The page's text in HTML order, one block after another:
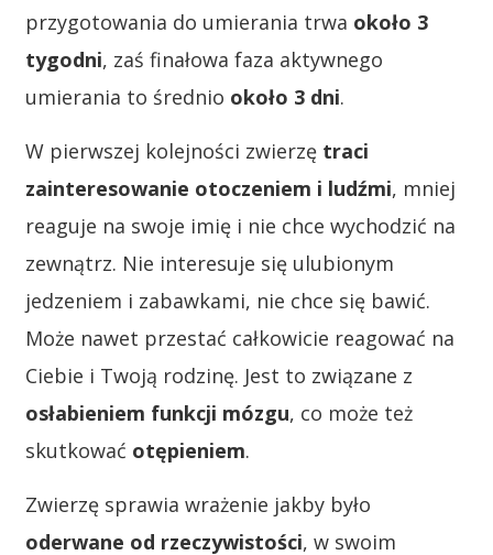
przygotowania do umierania trwa około 3
tygodni, zaś finałowa faza aktywnego
umierania to średnio około 3 dni.
W pierwszej kolejności zwierzę traci
zainteresowanie otoczeniem i ludźmi, mniej
reaguje na swoje imię i nie chce wychodzić na
zewnątrz. Nie interesuje się ulubionym
jedzeniem i zabawkami, nie chce się bawić.
Może nawet przestać całkowicie reagować na
Ciebie i Twoją rodzinę. Jest to związane z
osłabieniem funkcji mózgu, co może też
skutkować otępieniem.
Zwierzę sprawia wrażenie jakby było
oderwane od rzeczywistości, w swoim